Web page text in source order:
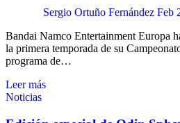
Sergio Ortuño Fernández Feb
Bandai Namco Entertainment Europa
la primera temporada de su
programa de…
Leer más
Noticias